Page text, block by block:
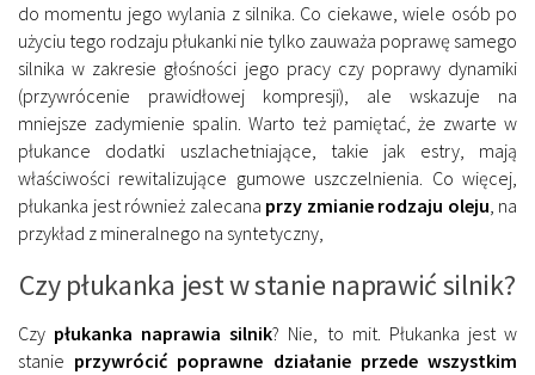
do momentu jego wylania z silnika. Co ciekawe, wiele osób po
użyciu tego rodzaju płukanki nie tylko zauważa poprawę samego
silnika w zakresie głośności jego pracy czy poprawy dynamiki
(przywrócenie prawidłowej kompresji), ale wskazuje na
mniejsze zadymienie spalin. Warto też pamiętać, że zwarte w
płukance dodatki uszlachetniające, takie jak estry, mają
właściwości rewitalizujące gumowe uszczelnienia. Co więcej,
płukanka jest również zalecana przy zmianie rodzaju oleju, na
przykład z mineralnego na syntetyczny,
Czy płukanka jest w stanie naprawić silnik?
Czy płukanka naprawia silnik? Nie, to mit. Płukanka jest w
stanie przywrócić poprawne działanie przede wszystkim